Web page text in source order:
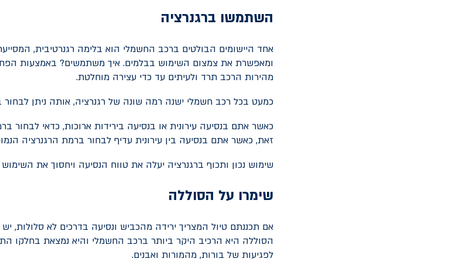
השתמשו ברגנרציה
אחד היישומים הבולטים ברכב החשמלי הוא בלימה רגנרטיבית,
ומאפשרת את צמצום השימוש בבלמים. איך משתמשים? באמצעות
מהירות הרכב תרד ולעיתים עד כדי עצירה מוחלטת.
כמעט בכל רכב חשמלי ישנה רמה שונה של רגנרציה, אותה ניתן לבחור
כאשר אתם בנסיעה עירונית או בנסיעה בירידות ארוכות, כדאי לבחור
זאת, כאשר אתם בנסיעה בין עירונית עדיף לבחור ברמת הרגנרציה
שימוש נכון ותכוף ברגנרציה יעלה את טווח הנסיעה ויחסוך את
שימרו על הסוללה
אם תכננתם טיול המצריך ירידה מהכביש ונסיעה בדרכים לא סלולות,
הסוללה היא הרכיב היקר ביותר ברכב החשמלי והיא נמצאת בחלקו
לפגיעות של בורות, מהמורות ואבנים.